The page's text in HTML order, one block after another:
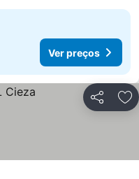
Ver preços
Partilhar